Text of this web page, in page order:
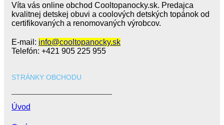
Víta vás online obchod Cooltopanocky.sk. Predajca
kvalitnej detskej obuvi a coolových detských topánok od
certifikovaných a renomovaných výrobcov.
E-mail: info@cooltopanocky.sk
Telefón: +421 905 225 955
STRÁNKY OBCHODU
Úvod